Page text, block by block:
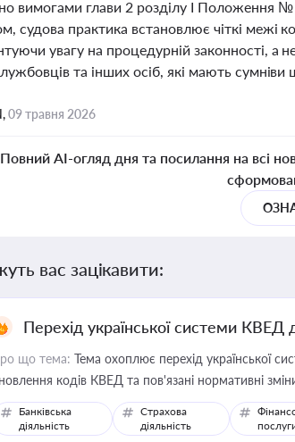
вимогами глави 2 розділу І
судова практика встановлює чіткі межі
увагу на процедурній законності, а
та інших осіб, які мають
09 травня 2026
Повний AI-огляд дня та посилання на всі
вас зацікавити:
Перехід української системи КВЕД
що тема: Тема охоплює перехід української
кодів КВЕД та пов'язані нормативні
Банківська
діяльність
Страхова
діяльність